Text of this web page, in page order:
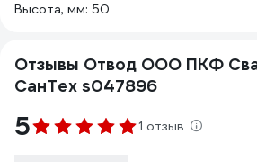
Высота, мм: 50
Отзывы Отвод ООО ПКФ
СанТех s047896
5 1 отзыв